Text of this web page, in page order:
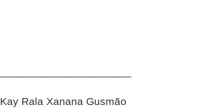
Kay Rala Xanana Gusmão